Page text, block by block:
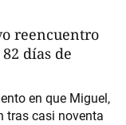
reencuentro
días de
en que Miguel,
tras casi noventa